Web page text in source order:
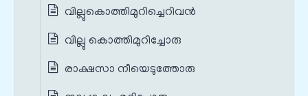
വില്ലുകൊത്തിമുറിച്ചെറിവൻ
വില്ലു കൊത്തിമുറിച്ചോരു
രാക്ഷസാ നീയെടുത്തോരു